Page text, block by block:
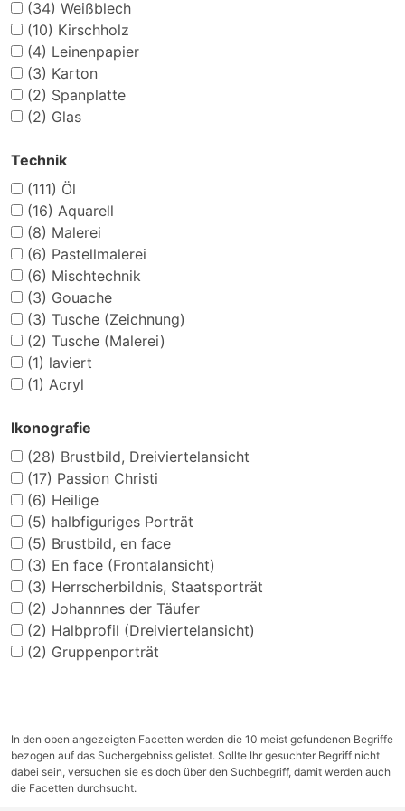
(34) Weißblech
(10) Kirschholz
(4) Leinenpapier
(3) Karton
(2) Spanplatte
(2) Glas
Technik
(111) Öl
(16) Aquarell
(8) Malerei
(6) Pastellmalerei
(6) Mischtechnik
(3) Gouache
(3) Tusche (Zeichnung)
(2) Tusche (Malerei)
(1) laviert
(1) Acryl
Ikonografie
(28) Brustbild, Dreiviertelansicht
(17) Passion Christi
(6) Heilige
(5) halbfiguriges Porträt
(5) Brustbild, en face
(3) En face (Frontalansicht)
(3) Herrscherbildnis, Staatsporträt
(2) Johannnes der Täufer
(2) Halbprofil (Dreiviertelansicht)
(2) Gruppenporträt
In den oben angezeigten Facetten werden die 10 meist gefundenen Begriffe
bezogen auf das Suchergebniss gelistet. Sollte Ihr gesuchter Begriff nicht
dabei sein, versuchen sie es doch über den Suchbegriff, damit werden auch
die Facetten durchsucht.